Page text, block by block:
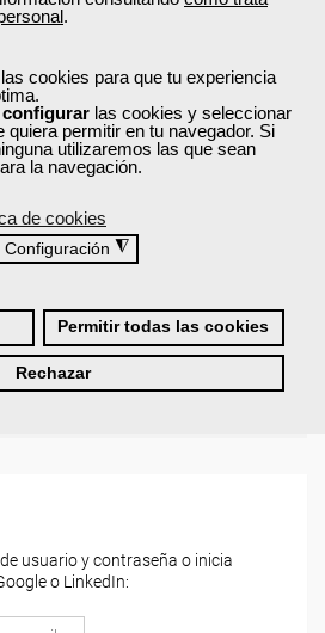
.
las cookies para que tu experiencia
configurar las cookies y seleccionar
quiera permitir en tu navegador. Si
utilizaremos las que sean
la navegación.
de cookies
Configuración ◮
Permitir todas las cookies
Rechazar
un aspecto diferencial de
son prácticos y tienen
al alumno una vez
al finalizar un curso
usuario y contraseña o inicia
o LinkedIn: